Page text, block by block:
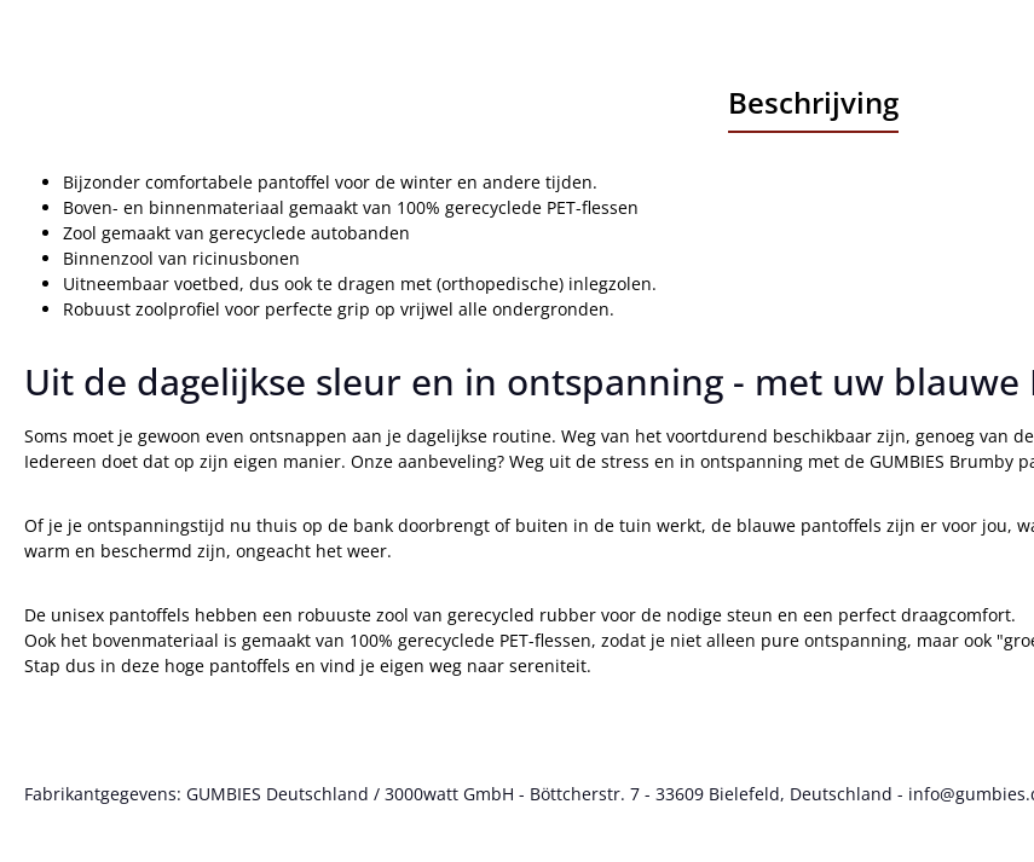
Beschrijving
Bijzonder comfortabele pantoffel voor de winter en andere tijden.
Boven- en binnenmateriaal gemaakt van 100% gerecyclede PET-flessen
Zool gemaakt van gerecyclede autobanden
Binnenzool van ricinusbonen
Uitneembaar voetbed, dus ook te dragen met (orthopedische) inlegzolen.
Robuust zoolprofiel voor perfecte grip op vrijwel alle ondergronden.
Uit de dagelijkse sleur en in ontspanning - met uw
Soms moet je gewoon even ontsnappen aan je dagelijkse routine. Weg van het voortdurend beschikbaar zijn, genoeg van
Iedereen doet dat op zijn eigen manier. Onze aanbeveling? Weg uit de stress en in ontspanning met de GUMBIES Brumby
Of je je ontspanningstijd nu thuis op de bank doorbrengt of buiten in de tuin werkt, de blauwe pantoffels zijn er voor jou,
warm en beschermd zijn, ongeacht het weer.
De unisex pantoffels hebben een robuuste zool van gerecycled rubber voor de nodige steun en een perfect draagcomfort.
Ook het bovenmateriaal is gemaakt van 100% gerecyclede PET-flessen, zodat je niet alleen pure ontspanning, maar ook
Stap dus in deze hoge pantoffels en vind je eigen weg naar sereniteit.
Fabrikantgegevens: GUMBIES Deutschland / 3000watt GmbH - Böttcherstr. 7 - 33609 Bielefeld, Deutschland -